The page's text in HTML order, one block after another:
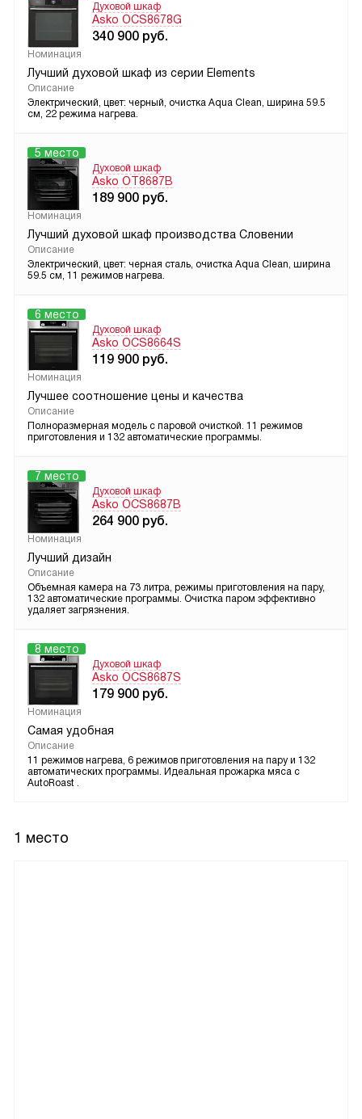
Духовой шкаф
Asko OCS8678G
340 900 руб.
Номинация
Лучший духовой шкаф из серии Elements
Описание
Электрический, цвет: черный, очистка Aqua Clean, ширина 59.5
см, 22 режима нагрева.
5 место
Духовой шкаф
Asko OT8687B
189 900 руб.
Номинация
Лучший духовой шкаф производства Словении
Описание
Электрический, цвет: черная сталь, очистка Aqua Clean, ширина
59.5 см, 11 режимов нагрева.
6 место
Духовой шкаф
Asko OCS8664S
119 900 руб.
Номинация
Лучшее соотношение цены и качества
Описание
Полноразмерная модель с паровой очисткой. 11 режимов
приготовления и 132 автоматические программы.
7 место
Духовой шкаф
Asko OCS8687B
264 900 руб.
Номинация
Лучший дизайн
Описание
Объемная камера на 73 литра, режимы приготовления на пару,
132 автоматические программы. Очистка паром эффективно
удаляет загрязнения.
8 место
Духовой шкаф
Asko OCS8687S
179 900 руб.
Номинация
Самая удобная
Описание
11 режимов нагрева, 6 режимов приготовления на пару и 132
автоматических программы. Идеальная прожарка мяса с
AutoRoast .
1 место